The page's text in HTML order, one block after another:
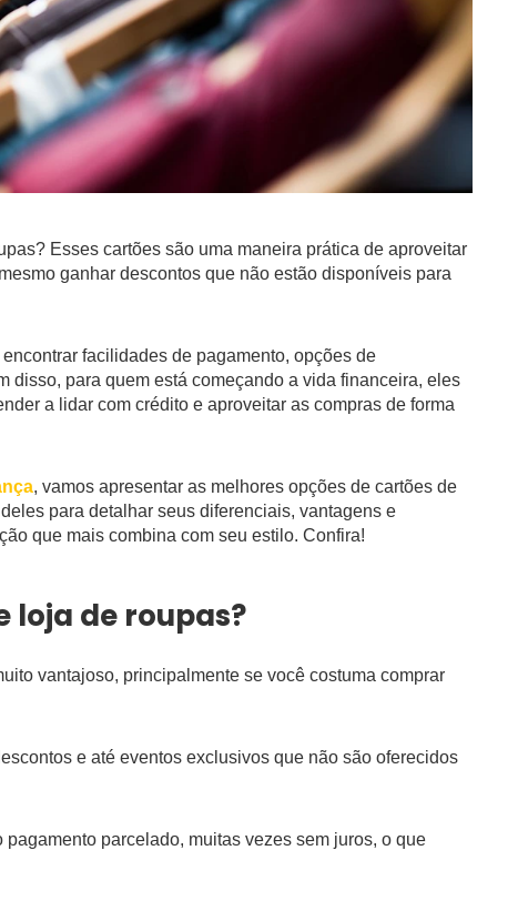
Esses cartões são uma maneira prática de aproveitar
ganhar descontos que não estão disponíveis para
facilidades de pagamento, opções de
disso, para quem está começando a vida financeira, eles
a lidar com crédito e aproveitar as compras de forma
, vamos apresentar as melhores opções de cartões de
para detalhar seus diferenciais, vantagens e
que mais combina com seu estilo. Confira!
loja de roupas?
vantajoso, principalmente se você costuma comprar
e até eventos exclusivos que não são oferecidos
parcelado, muitas vezes sem juros, o que